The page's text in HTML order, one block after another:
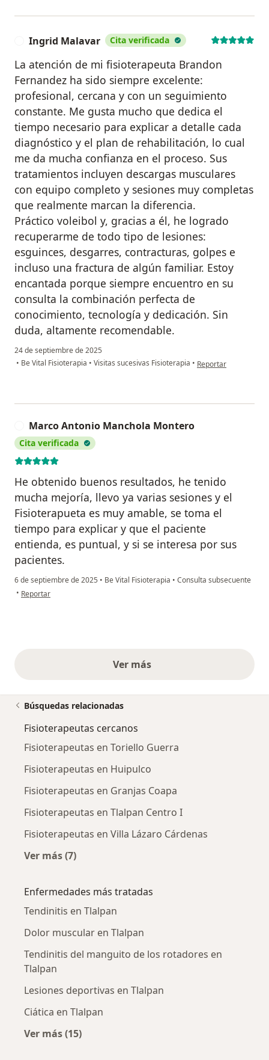
Ingrid Malavar Cita verificada
La atención de mi fisioterapeuta Brandon
Fernandez ha sido siempre excelente:
profesional, cercana y con un seguimiento
constante. Me gusta mucho que dedica el
tiempo necesario para explicar a detalle cada
diagnóstico y el plan de rehabilitación, lo cual
me da mucha confianza en el proceso. Sus
tratamientos incluyen descargas musculares
con equipo completo y sesiones muy completas
que realmente marcan la diferencia.
Práctico voleibol y, gracias a él, he logrado
recuperarme de todo tipo de lesiones:
esguinces, desgarres, contracturas, golpes e
incluso una fractura de algún familiar. Estoy
encantada porque siempre encuentro en su
consulta la combinación perfecta de
conocimiento, tecnología y dedicación. Sin
duda, altamente recomendable.
24 de septiembre de 2025
• Be Vital Fisioterapia • Visitas sucesivas Fisioterapia • en opinión del
Reportar
Marco Antonio Manchola Montero
Cita verificada
He obtenido buenos resultados, he tenido
mucha mejoría, llevo ya varias sesiones y el
Fisioterapueta es muy amable, se toma el
tiempo para explicar y que el paciente
entienda, es puntual, y si se interesa por sus
pacientes.
6 de septiembre de 2025 • Be Vital Fisioterapia • Consulta subsecuente
• en opinión del usuario Marco Antonio Manchola Montero
Reportar
Ver másopiniones anteriores
Búsquedas relacionadas
Fisioterapeutas cercanos
Fisioterapeutas en Toriello Guerra
Fisioterapeutas en Huipulco
Fisioterapeutas en Granjas Coapa
Fisioterapeutas en Tlalpan Centro I
Fisioterapeutas en Villa Lázaro Cárdenas
Ver más (7)
Enfermedades más tratadas
Tendinitis en Tlalpan
Dolor muscular en Tlalpan
Tendinitis del manguito de los rotadores en
Tlalpan
Lesiones deportivas en Tlalpan
Ciática en Tlalpan
Ver más (15)